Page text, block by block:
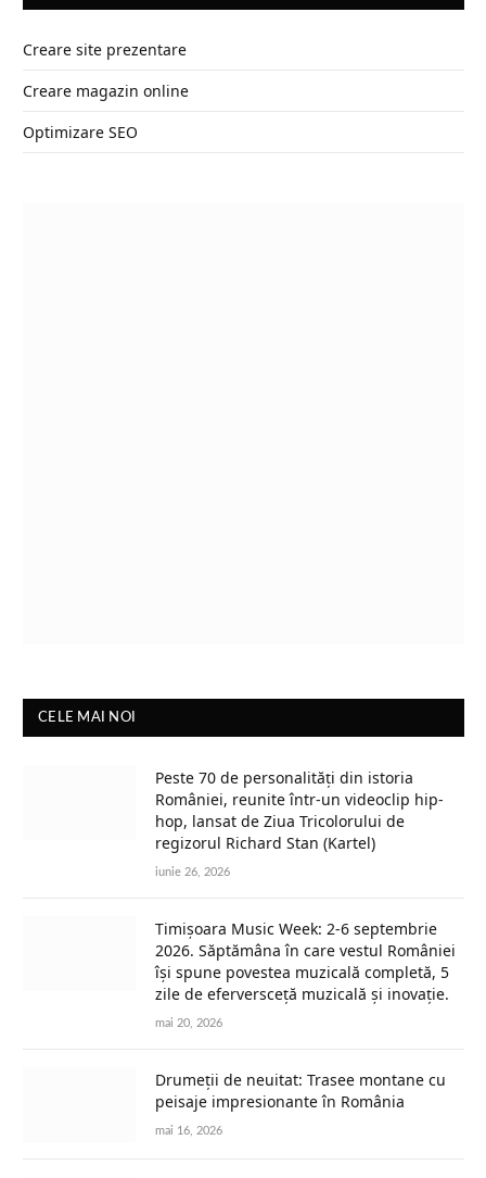
Creare site prezentare
Creare magazin online
Optimizare SEO
CELE MAI NOI
Peste 70 de personalități din istoria
României, reunite într-un videoclip hip-
hop, lansat de Ziua Tricolorului de
regizorul Richard Stan (Kartel)
iunie 26, 2026
Timișoara Music Week: 2-6 septembrie
2026. Săptămâna în care vestul României
își spune povestea muzicală completă, 5
zile de eferversceță muzicală și inovație.
mai 20, 2026
Drumeții de neuitat: Trasee montane cu
peisaje impresionante în România
mai 16, 2026